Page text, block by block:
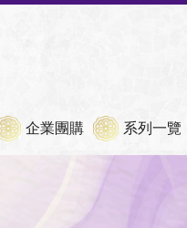
企業團購 系列一覽